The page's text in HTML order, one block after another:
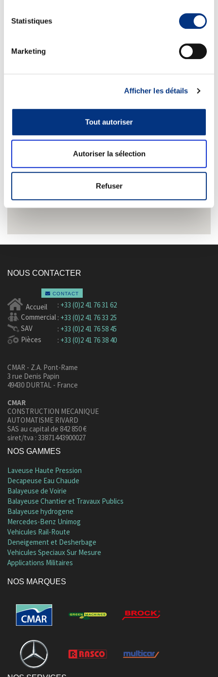
Statistiques
Marketing
Afficher les détails
Tout autoriser
Autoriser la sélection
Refuser
Retrouvez-nous
NOUS CONTACTER
CONTACT
Accueil : +33 (0)2 41 76 31 62
Commercial : +33 (0)2 41 76 33 25
SAV
: +33 (0)2 41 76 58 45
Pièces
: +33 (0)2 41 76 38 40
CMAR - Z.A. Pont-Rame
3 rue Denis Papin
49430 DURTAL - France
CMAR
CONSTRUCTION MECANIQUE
AUTOMATISME RIVARD
SAS au capital de 842 850 €
siret/tva : 33871443900027
NOS GAMMES
Laveuse Haute Pression
Decapeuse Eau Chaude
Balayeuse de Voirie
Balayeuse Chantier et Travaux Publics
Balayeuse hydrogene
Mercedes-Benz Unimog
Vehicules Rail-Route
Deneigement et Desherbage
Vehicules Speciaux Sur Mesure
Applications Militaires
NOS MARQUES